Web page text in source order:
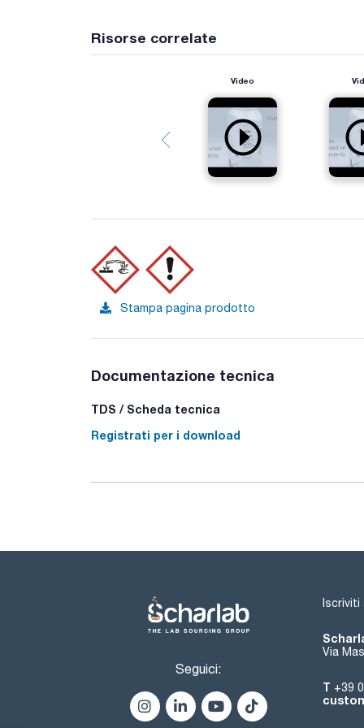
Risorse correlate
Video
Stampa pagina prodotto
Documentazione tecnica
TDS / Scheda tecnica
Registrati per i download
Seguici:
Via
T +39